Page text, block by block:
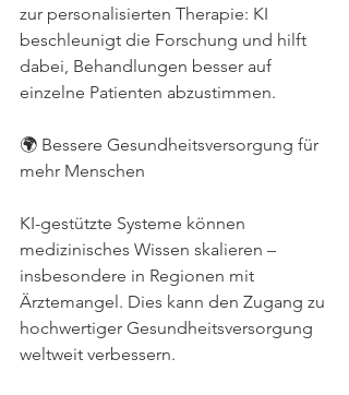
zur personalisierten Therapie: KI
beschleunigt die Forschung und hilft
dabei, Behandlungen besser auf
einzelne Patienten abzustimmen.
🌍 Bessere Gesundheitsversorgung für
mehr Menschen
KI-gestützte Systeme können
medizinisches Wissen skalieren –
insbesondere in Regionen mit
Ärztemangel. Dies kann den Zugang zu
hochwertiger Gesundheitsversorgung
weltweit verbessern.